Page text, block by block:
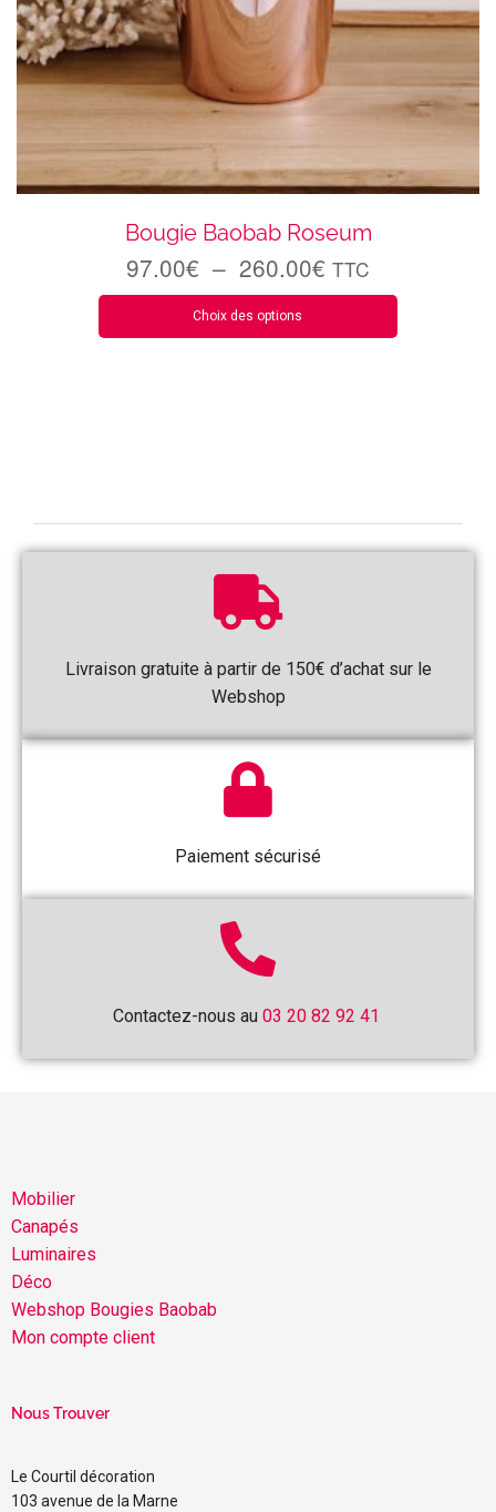
Bougie Baobab Roseum
97.00€ – 260.00€ TTC
Choix des options
Livraison gratuite à partir de 150€ d’achat sur le
Webshop
Paiement sécurisé
Contactez-nous au 03 20 82 92 41
Mobilier
Canapés
Luminaires
Déco
Webshop Bougies Baobab
Mon compte client
Nous Trouver
Le Courtil décoration
103 avenue de la Marne